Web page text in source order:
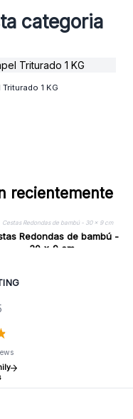
categoria
Triturado 1 KG
recientemente
Redondas de bambú -
30 x 9 cm